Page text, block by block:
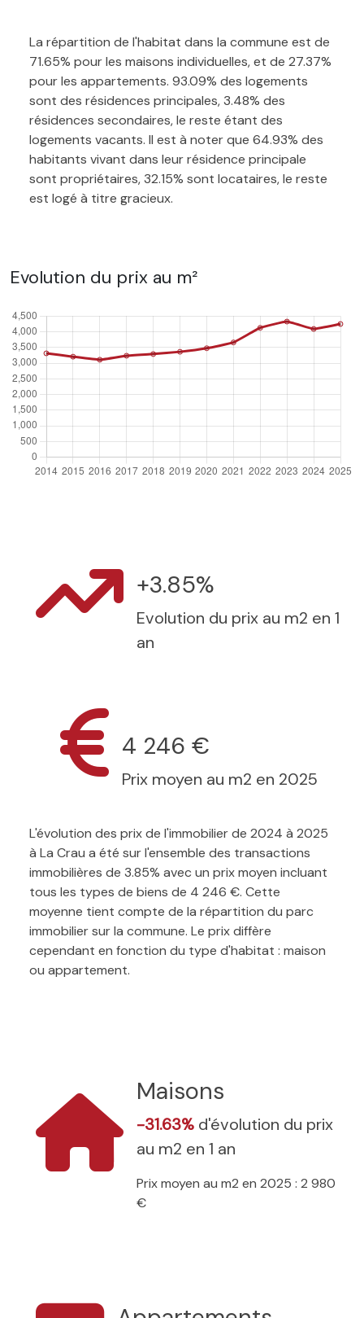
La répartition de l'habitat dans la commune est de
71.65% pour les maisons individuelles, et de 27.37%
pour les appartements. 93.09% des logements
sont des résidences principales, 3.48% des
résidences secondaires, le reste étant des
logements vacants. Il est à noter que 64.93% des
habitants vivant dans leur résidence principale
sont propriétaires, 32.15% sont locataires, le reste
est logé à titre gracieux.
Evolution du prix au m²
+3.85%
Evolution du prix au m2 en 1
an
4 246 €
Prix moyen au m2 en 2025
L'évolution des prix de l'immobilier de 2024 à 2025
à La Crau a été sur l'ensemble des transactions
immobilières de 3.85% avec un prix moyen incluant
tous les types de biens de 4 246 €. Cette
moyenne tient compte de la répartition du parc
immobilier sur la commune. Le prix diffère
cependant en fonction du type d'habitat : maison
ou appartement.
Maisons
-31.63% d'évolution du prix
au m2 en 1 an
Prix moyen au m2 en 2025 : 2 980
€